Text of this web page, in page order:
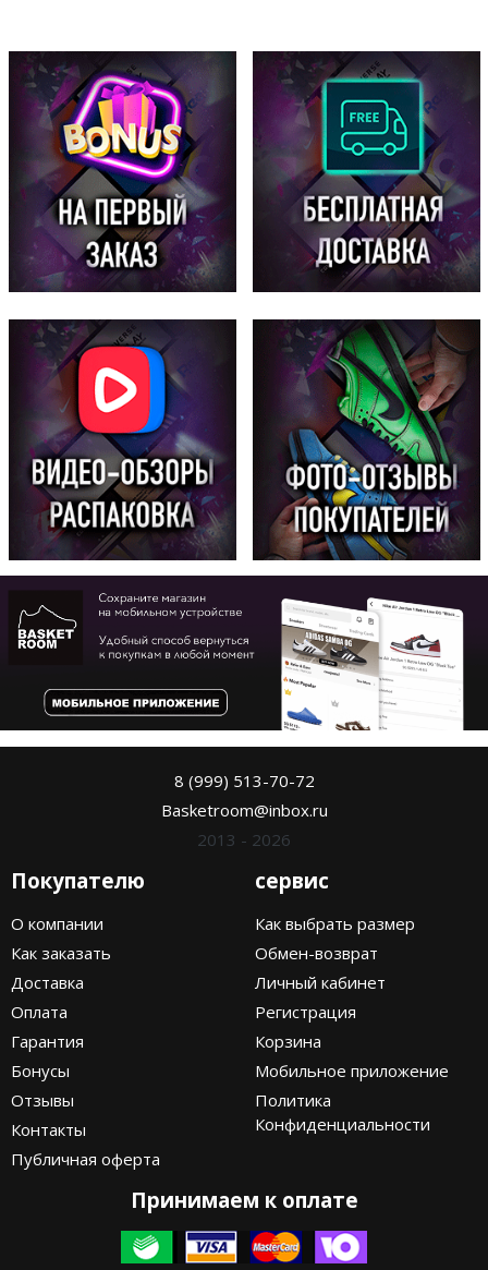
8 (999) 513-70-72
Basketroom@inbox.ru
2013 - 2026
Покупателю
О компании
Как заказать
Доставка
Оплата
Гарантия
Бонусы
Отзывы
Контакты
Публичная оферта
сервис
Как выбрать размер
Обмен-возврат
Личный кабинет
Регистрация
Корзина
Мобильное приложение
Политика
Конфиденциальности
Принимаем к оплате